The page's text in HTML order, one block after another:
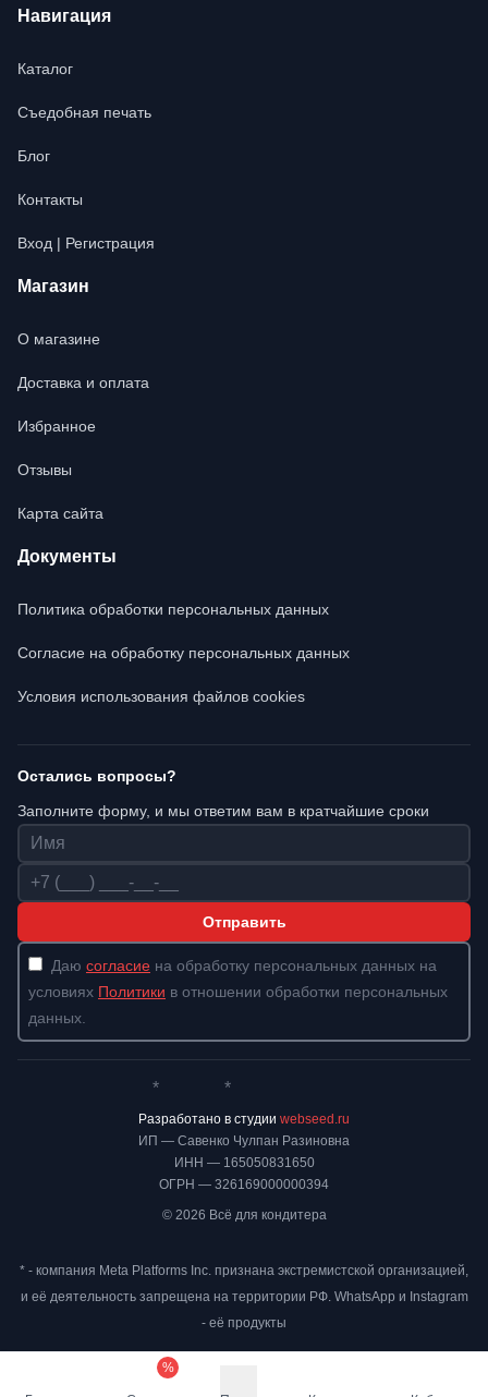
Навигация
Каталог
Съедобная печать
Блог
Контакты
Вход | Регистрация
Магазин
О магазине
Доставка и оплата
Избранное
Отзывы
Карта сайта
Документы
Политика обработки персональных данных
Согласие на обработку персональных данных
Условия использования файлов cookies
Остались вопросы?
Заполните форму, и мы ответим вам в кратчайшие сроки
Имя
Телефон
Отправить
Даю согласие на обработку персональных данных на
условиях Политики в отношении обработки персональных
данных.
ИП — Савенко Чулпан Разиновна
ИНН — 165050831650
ОГРН — 326169000000394
© 2026 Всё для кондитера
* *
Разработано в студии webseed.ru
* - компания Meta Platforms Inc. признана экстремистской организацией,
и её деятельность запрещена на территории РФ. WhatsApp и Instagram
- её продукты
%